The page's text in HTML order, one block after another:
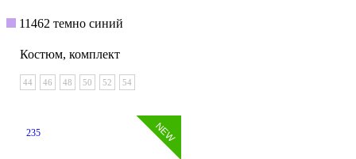
11462 темно синий
Костюм, комплект
44 46 48 50 52 54
235